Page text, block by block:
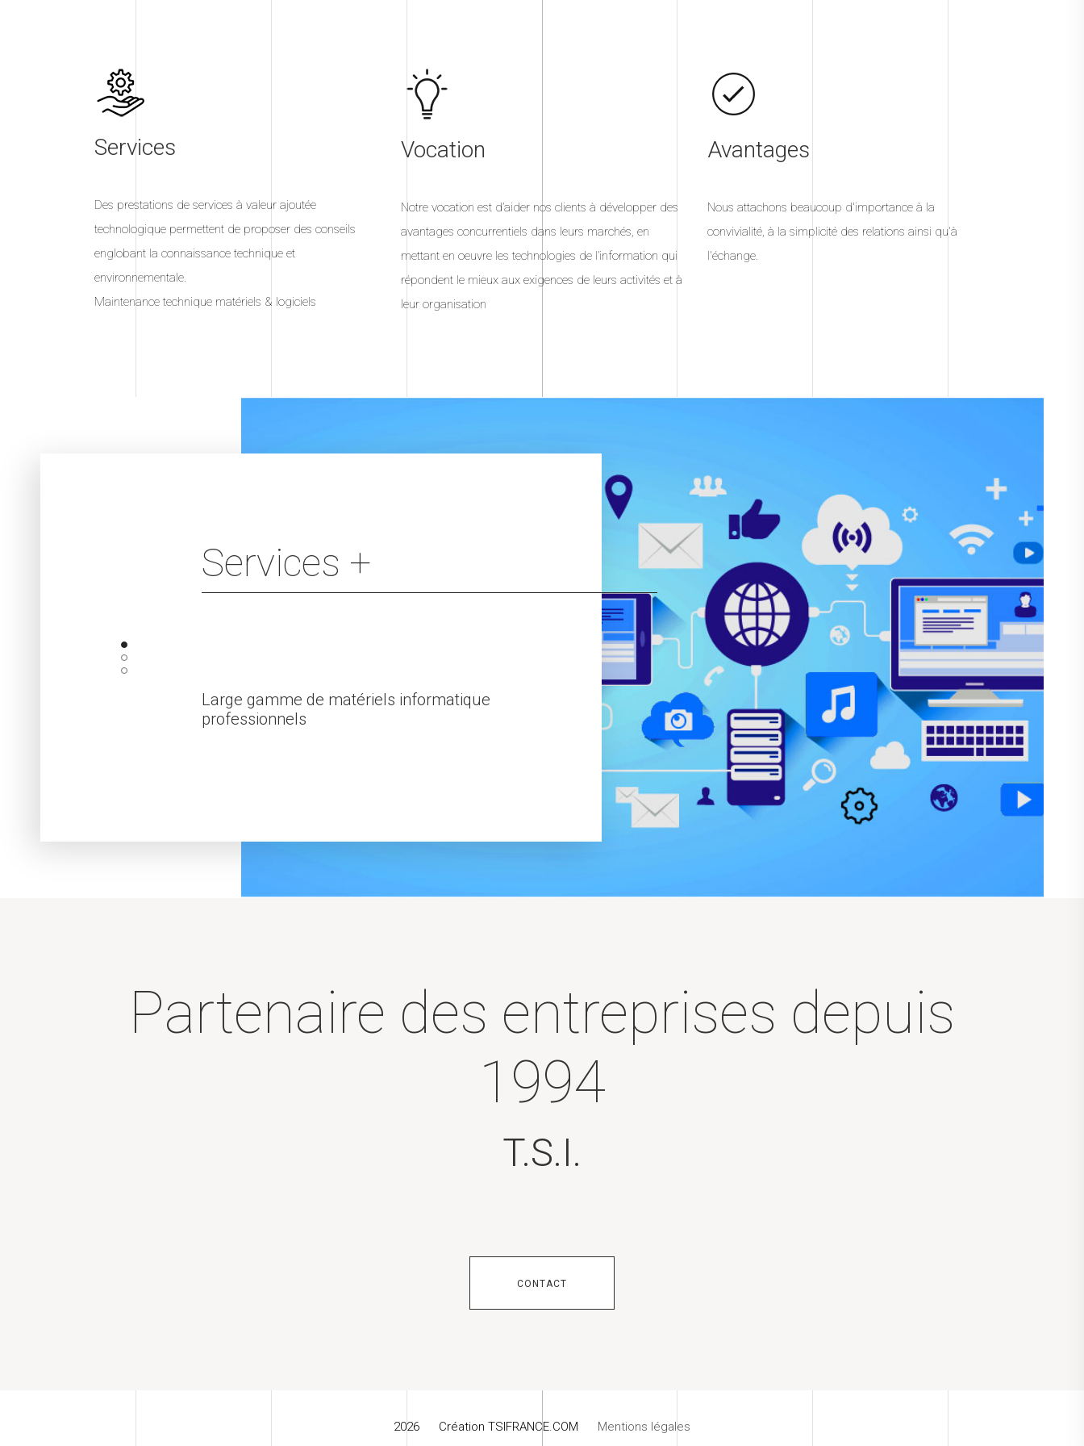
Services
Des prestations de services à valeur ajoutée
technologique permettent de proposer des conseils
englobant la connaissance technique et
environnementale.
Maintenance technique matériels & logiciels
Vocation
Notre vocation est d’aider nos clients à développer des
avantages concurrentiels dans leurs marchés, en
mettant en oeuvre les technologies de l’information qui
répondent le mieux aux exigences de leurs activités et à
leur organisation
Avantages
Nous attachons beaucoup d'importance à la
convivialité, à la simplicité des relations ainsi qu'à
l'échange.
Services +
Large gamme de matériels informatique
professionnels
Logiciels professionnels généralistes ou
Maintenance et suivi technique
Partenaire des entreprises depuis
1994
T.S.I.
CONTACT
2026 Création TSIFRANCE.COM Mentions légales